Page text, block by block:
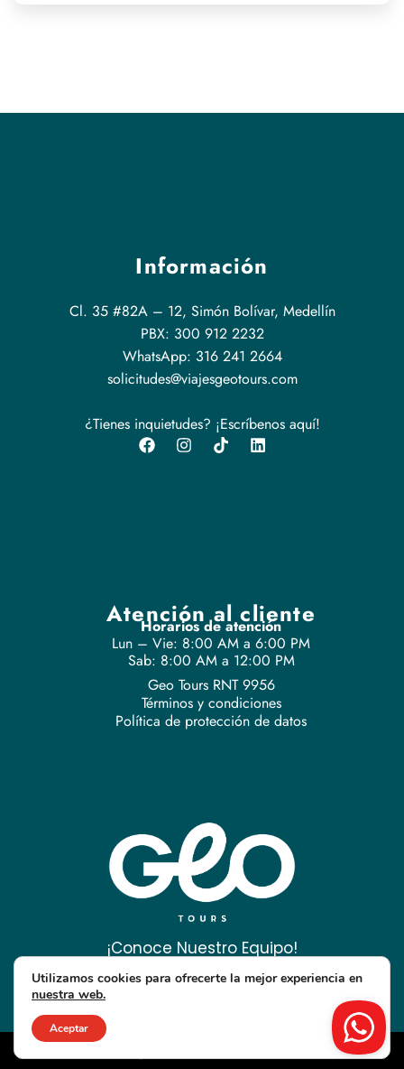
¡Conoce Nuestro Equipo!
Información
Cl. 35 #82A – 12, Simón Bolívar, Medellín
PBX: 300 912 2232
WhatsApp: 316 241 2664
solicitudes@viajesgeotours.com
¿Tienes inquietudes? ¡Escríbenos aquí!
Atención al cliente
Horarios de atención
Lun – Vie: 8:00 AM a 6:00 PM
Sab: 8:00 AM a 12:00 PM
Geo Tours RNT 9956
Términos y condiciones
Política de protección de datos
Utilizamos cookies para ofrecerte la mejor experiencia en
nuestra web.
Aceptar